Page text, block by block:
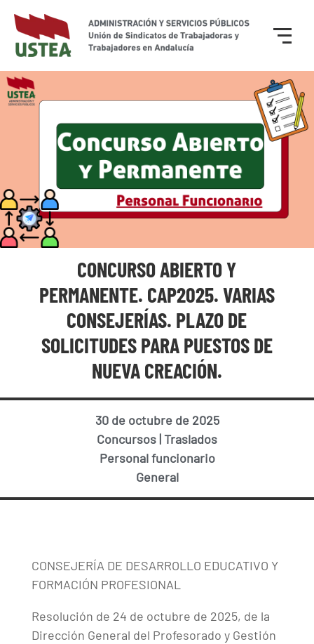
CONCURSO ABIERTO Y
PERMANENTE. CAP2025. VARIAS
CONSEJERÍAS. PLAZO DE
SOLICITUDES PARA PUESTOS DE
NUEVA CREACIÓN.
30 de octubre de 2025
Concursos |Traslados
Personal funcionario
General
CONSEJERÍA DE DESARROLLO EDUCATIVO Y
FORMACIÓN PROFESIONAL
Resolución de 24 de octubre de 2025, de la
Dirección General del Profesorado y Gestión